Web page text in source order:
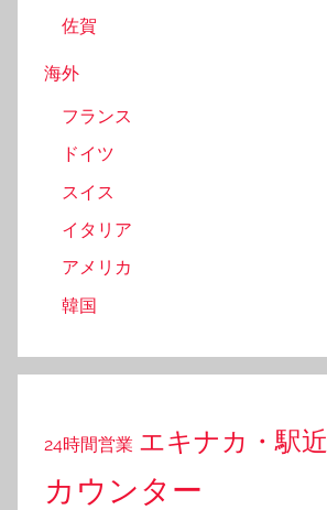
佐賀
海外
フランス
ドイツ
スイス
イタリア
アメリカ
韓国
24時間営業 エキナカ・駅近
カウンター